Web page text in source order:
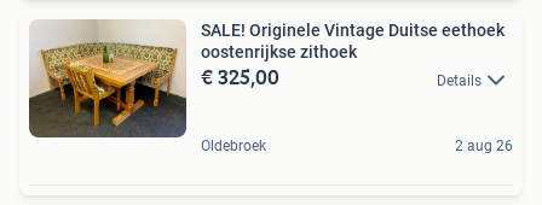
SALE! Originele Vintage Duitse eethoek
oostenrijkse zithoek
€ 325,00 Details
Oldebroek 2 aug 26